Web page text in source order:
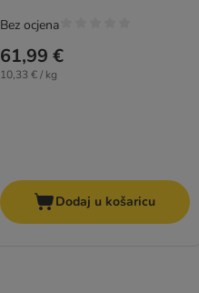
61,99 €
10,33 € / kg
Bez ocjena
Dodaj u košaricu